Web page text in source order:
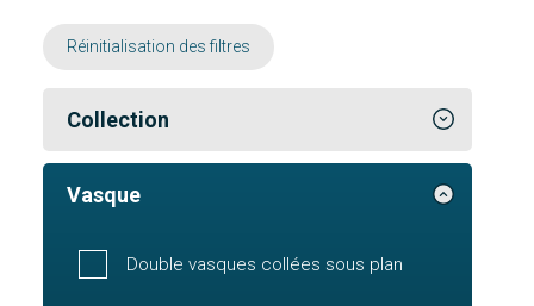
Réinitialisation des filtres
Collection
Vasque
Double vasques collées sous plan